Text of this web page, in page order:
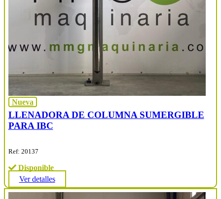
Nueva
LLENADORA DE COLUMNA SUMERGIBLE
PARA IBC
Ref: 20137
Disponible
Ver detalles